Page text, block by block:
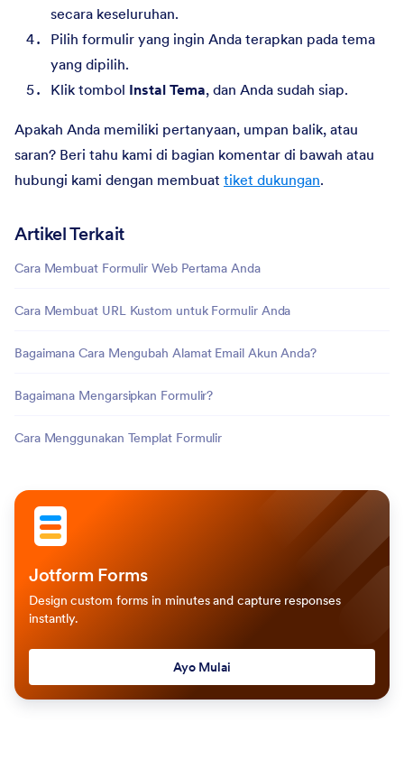
secara keseluruhan.
Pilih formulir yang ingin Anda terapkan pada tema
yang dipilih.
Klik tombol Instal Tema, dan Anda sudah siap.
Apakah Anda memiliki pertanyaan, umpan balik, atau
saran? Beri tahu kami di bagian komentar di bawah atau
hubungi kami dengan membuat tiket dukungan.
Artikel Terkait
Cara Membuat Formulir Web Pertama Anda
Cara Membuat URL Kustom untuk Formulir Anda
Bagaimana Cara Mengubah Alamat Email Akun Anda?
Bagaimana Mengarsipkan Formulir?
Cara Menggunakan Templat Formulir
Jotform Forms
Design custom forms in minutes and capture responses
instantly.
Ayo Mulai